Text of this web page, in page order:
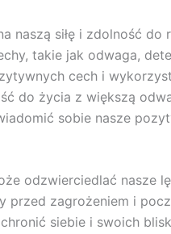
siłę i zdolność
takie jak odwaga,
cech i
do życia z większą
sobie nasze
odzwierciedlać nasze
zagrożeniem i
siebie i swoich